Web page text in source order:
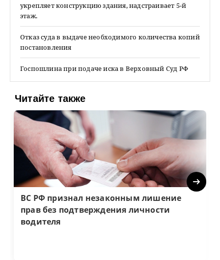
укрепляет конструкцию здания, надстраивает 5-й
этаж.
Отказ суда в выдаче необходимого количества копий
постановления
Госпошлина при подаче иска в Верховный Суд РФ
Читайте также
ВС РФ признал незаконным лишение
прав без подтверждения личности
водителя
Next